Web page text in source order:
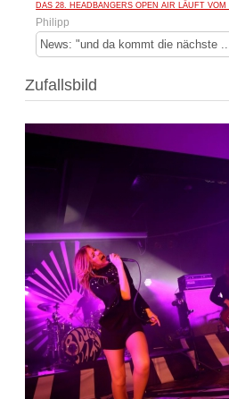
DAS 28. HEADBANGERS OPEN AIR LÄUFT
Philipp
News: "und da kommt die nächste
Zufallsbild